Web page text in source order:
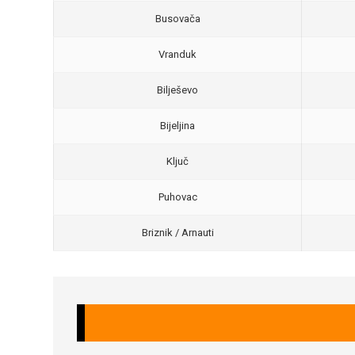
Busovača
Vranduk
Bilješevo
Bijeljina
Ključ
Puhovac
Briznik / Arnauti